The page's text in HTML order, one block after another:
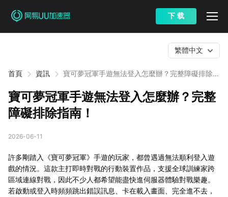
下 载
首頁 資訊
寶可夢冠軍手遊無法登入怎麼辦？完整障礙排除指
繁體中文
寶可夢冠軍手遊無法登入怎麼辦？完整
障礙排除指南！
2026-06-11
許多剛踏入《寶可夢冠軍》手遊的玩家，都曾遇過無法順利登入遊
戲的情況。這款主打即時對戰的行動裝置作品，支援全球訓練家跨
區域連線對戰，因此不少人都希望能盡快進伺服器體驗對戰樂趣。
若啟動或登入時頻頻跳出錯誤訊息、卡在載入畫面、完全進不去，